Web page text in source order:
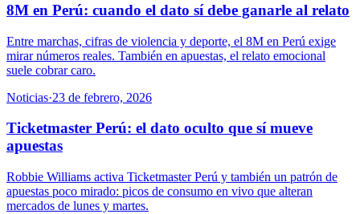
8M en Perú: cuando el dato sí debe ganarle al relato
Entre marchas, cifras de violencia y deporte, el 8M en Perú exige
mirar números reales. También en apuestas, el relato emocional
suele cobrar caro.
Noticias·23 de febrero, 2026
Ticketmaster Perú: el dato oculto que sí mueve
apuestas
Robbie Williams activa Ticketmaster Perú y también un patrón de
apuestas poco mirado: picos de consumo en vivo que alteran
mercados de lunes y martes.